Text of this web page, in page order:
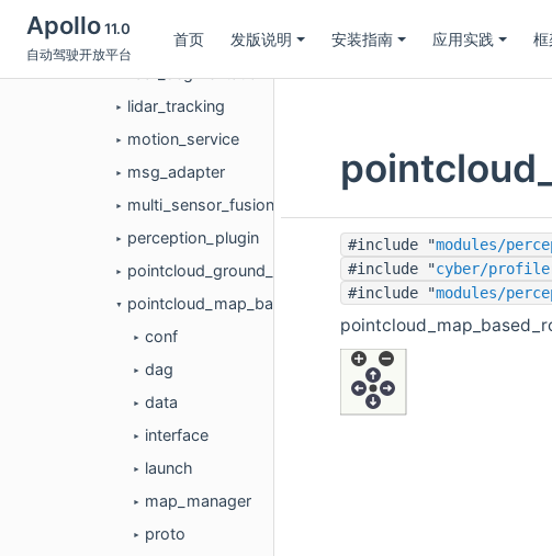
Apollo11.0
自动驾驶开放平台
首页 发版说明 安装指南 应用实践 框
lidar_output
► lidar_tracking
► motion_service
► msg_adapter
► multi_sensor_fusion
► perception_plugin
► pointcloud_ground_detection
▼ pointcloud_map_based_roi
► conf
► dag
► data
► interface
► launch
► map_manager
► proto
#include "modules/
#include "cyber/
#include "modules/